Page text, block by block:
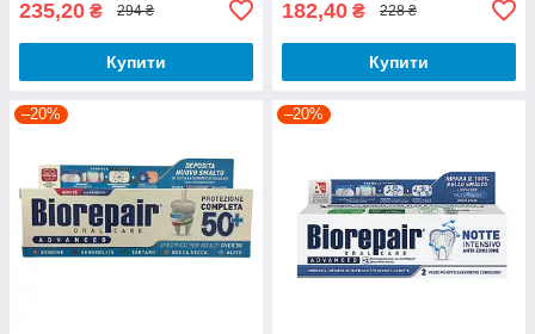
235,20 ₴ 294 ₴
Купити
182,40 ₴ 228 ₴
Купити
–20% –20%